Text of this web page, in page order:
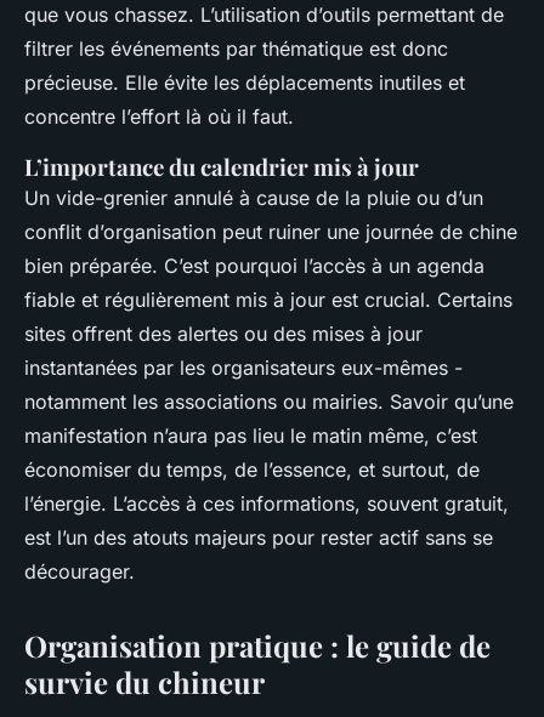
que vous chassez. L’utilisation d’outils permettant de
filtrer les événements par thématique est donc
précieuse. Elle évite les déplacements inutiles et
concentre l’effort là où il faut.
L’importance du calendrier mis à jour
Un vide-grenier annulé à cause de la pluie ou d’un
conflit d’organisation peut ruiner une journée de chine
bien préparée. C’est pourquoi l’accès à un agenda
fiable et régulièrement mis à jour est crucial. Certains
sites offrent des alertes ou des mises à jour
instantanées par les organisateurs eux-mêmes -
notamment les associations ou mairies. Savoir qu’une
manifestation n’aura pas lieu le matin même, c’est
économiser du temps, de l’essence, et surtout, de
l’énergie. L’accès à ces informations, souvent gratuit,
est l’un des atouts majeurs pour rester actif sans se
décourager.
Organisation pratique : le guide de
survie du chineur